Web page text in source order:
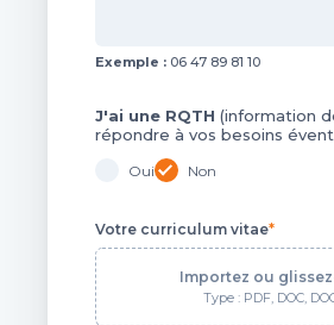
Exemple :06 47 89 81 10
Informations
J'ai une RQTH (information
répondre à vos besoins
Oui Non
Votre curriculum vitae*
Importez ou
Type : PDF, DOC,